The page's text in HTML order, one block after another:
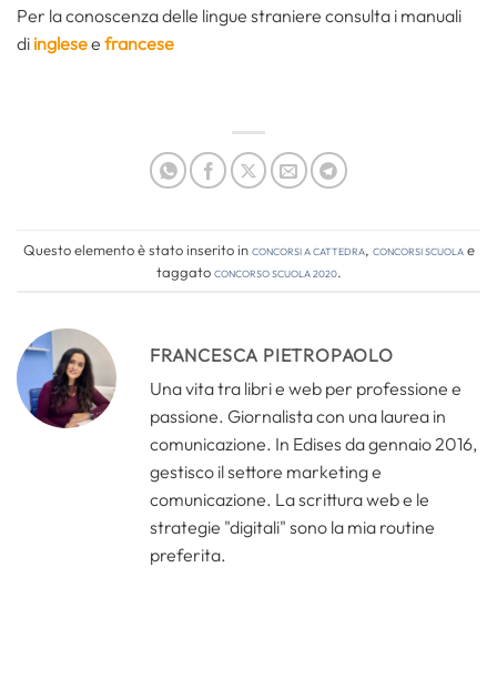
Per la conoscenza delle lingue straniere consulta i manuali
di inglesee francese
Questo elemento è stato inserito inConcorsi a cattedra, Concorsi Scuolae
taggatoconcorso scuola 2020.
FRANCESCA PIETROPAOLO
Una vita tra libri e web per professione e
passione. Giornalista con una laurea in
comunicazione. In Edises da gennaio 2016,
gestisco il settore marketing e
comunicazione. La scrittura web e le
strategie "digitali" sono la mia routine
preferita.